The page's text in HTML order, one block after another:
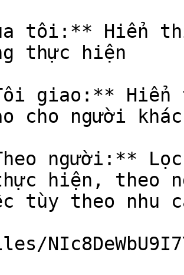
tôi:** Hiển
thực hiện
giao:** Hiển
cho người
người:**
hiện, theo
tùy theo nhu